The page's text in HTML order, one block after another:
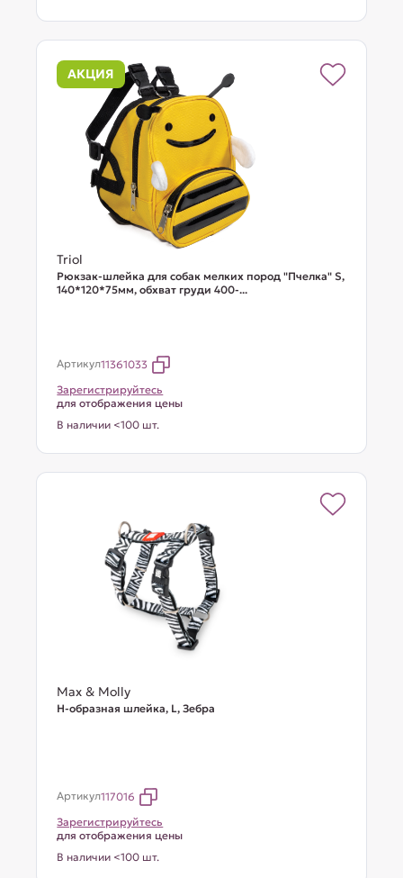
АКЦИЯ
Triol
Рюкзак-шлейка для собак мелких пород "Пчелка" S,
140*120*75мм, обхват груди 400-...
Артикул11361033
Зарегистрируйтесь
для отображения цены
В наличии <100 шт.
Max & Molly
Н-образная шлейка, L, Зебра
Артикул117016
Зарегистрируйтесь
для отображения цены
В наличии <100 шт.